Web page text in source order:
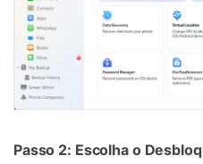
Passo 2: Escolha o